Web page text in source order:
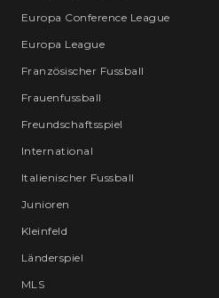
Europa Conference League
Europa League
Französischer Fussball
Frauenfussball
Freundschaftsspiel
International
Italienischer Fussball
Junioren
Kleinfeld
Länderspiel
MLS